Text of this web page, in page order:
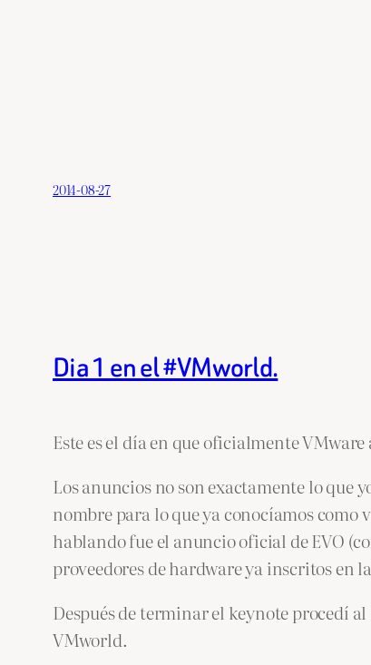
2014-08-27
Dia 1 en el #VMworld.
Este es el día en que oficialmente
Los anuncios no son exactamente lo que
nombre para lo que ya conocíamos como
hablando fue el anuncio oficial de EVO
proveedores de hardware ya inscritos en
Después de terminar el keynote procedí
VMworld.